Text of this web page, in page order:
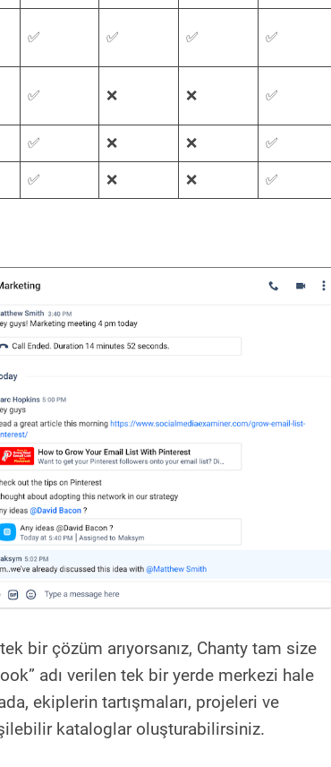
✅ ✅ ✅ ✅
✅ ❌ ❌ ✅
✅ ❌ ❌ ✅
✅ ❌ ❌ ✅
bir çözüm arıyorsanız, Chanty tam size
adı verilen tek bir yerde merkezi hale
ekiplerin tartışmaları, projeleri ve
kataloglar oluşturabilirsiniz.